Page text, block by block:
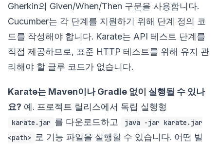
Gherkin의 Given/When/Then 구문을 사용합니다.
Cucumber는 각 단계를 지원하기 위해 단계 정의 코
드를 작성해야 합니다. Karate는 API 테스트 단계를
직접 제공하므로, 표준 HTTP 테스트를 위해 유지 관
리해야 할 글루 코드가 없습니다.
Karate는 Maven이나 Gradle 없이 실행될 수 있나
요? 예. 프로젝트 릴리스에서 독립 실행형
karate.jar 를 다운로드하고
java -jar karate.jar
<path>
로 기능 파일을 실행할 수 있습니다. 어떤 빌